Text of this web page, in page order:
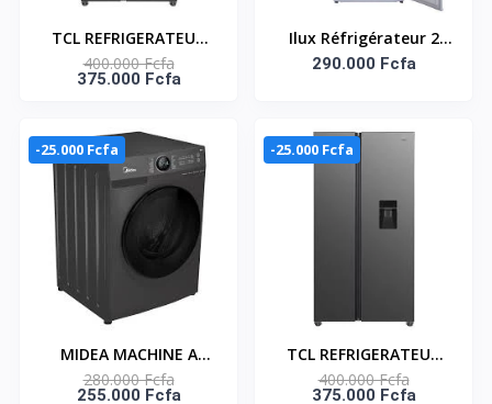
TCL REFRIGERATEUR
AMERICAIN 2 PORTES
433LT - P572SBSG
400.000 Fcfa
375.000 Fcfa
Ilux Réfrigérateur 2
Battants 550 L - ILR550
290.000 Fcfa
-25.000 Fcfa
MIDEA MACHINE A
LAVER 10KG FRONT
280.000 Fcfa
255.000 Fcfa
-25.000 Fcfa
TCL REFRIGERATEUR
AMERICAIN DEUX
400.000 Fcfa
375.000 Fcfa